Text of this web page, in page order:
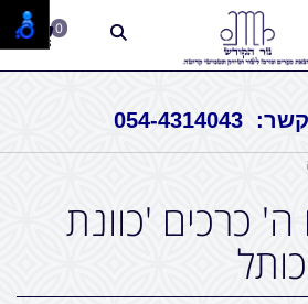
4314043
0
כרכים 'כוונת